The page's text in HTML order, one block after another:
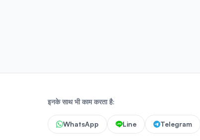
इनके साथ भी काम करता है:
WhatsApp Line Telegram